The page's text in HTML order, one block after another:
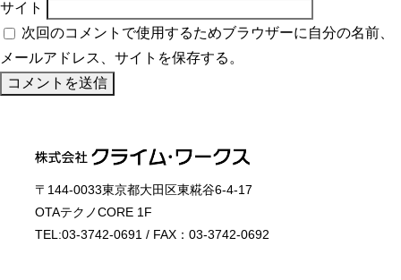
サイト
次回のコメントで使用するためブラウザーに自分の名前、
メールアドレス、サイトを保存する。
〒144-0033東京都大田区東糀谷6-4-17
OTAテクノCORE 1F
TEL:03-3742-0691 / FAX：03-3742-0692